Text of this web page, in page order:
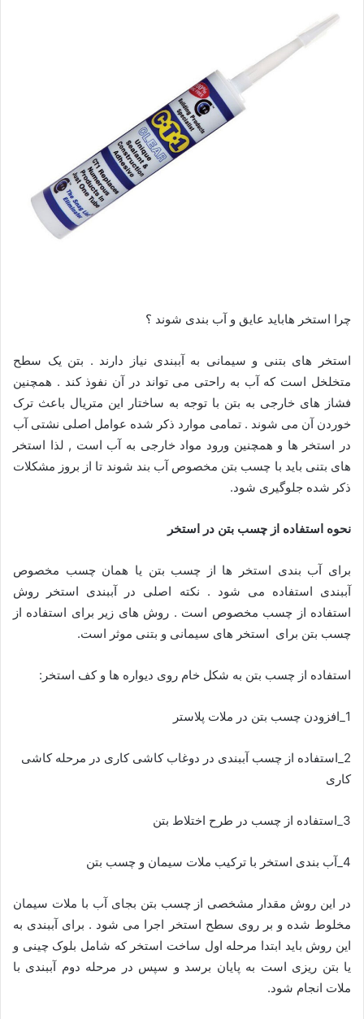
چرا استخر هاباید عایق و آب بندی شوند ؟
استخر های بتنی و سیمانی به آببندی نیاز دارند . بتن یک سطح
متخلخل است که آب به راحتی می تواند در آن نفوذ کند . همچنین
فشاز های خارجی به بتن با توجه به ساختار این متریال باعث ترک
خوردن آن می شوند . تمامی موارد ذکر شده عوامل اصلی نشتی آب
در استخر ها و همچنین ورود مواد خارجی به آب است , لذا استخر
های بتنی باید با چسب بتن مخصوص آب بند شوند تا از بروز مشکلات
ذکر شده جلوگیری شود.
نحوه استفاده از چسب بتن در استخر
برای آب بندی استخر ها از چسب بتن یا همان چسب مخصوص
آببندی استفاده می شود . نکته اصلی در آببندی استخر روش
استفاده از چسب مخصوص است . روش های زیر برای استفاده از
چسب بتن برای استخر های سیمانی و بتنی موثر است.
استفاده از چسب بتن به شکل خام روی دیواره ها و کف استخر:
1_افزودن چسب بتن در ملات پلاستر
2_استفاده از چسب آببندی در دوغاب کاشی کاری در مرحله کاشی
کاری
3_استفاده از چسب در طرح اختلاط بتن
4_آب بندی استخر با ترکیب ملات سیمان و چسب بتن
در این روش مقدار مشخصی از چسب بتن بجای آب با ملات سیمان
مخلوط شده و بر روی سطح استخر اجرا می شود . برای آببندی به
این روش باید ابتدا مرحله اول ساخت استخر که شامل بلوک چینی و
یا بتن ریزی است به پایان برسد و سپس در مرحله دوم آببندی با
ملات انجام شود.